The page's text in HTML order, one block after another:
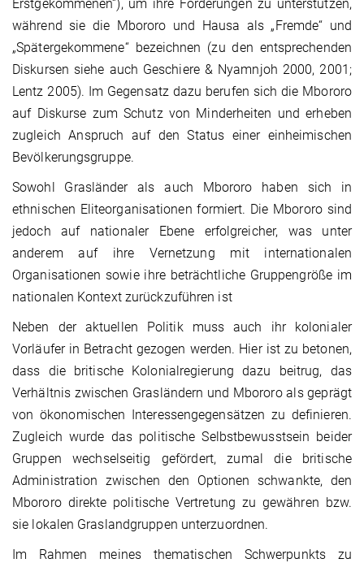
Erstgekommenen“), um ihre Forderungen zu unterstützen,
während sie die Mbororo und Hausa als „Fremde“ und
„Spätergekommene“ bezeichnen (zu den entsprechenden
Diskursen siehe auch Geschiere & Nyamnjoh 2000, 2001;
Lentz 2005). Im Gegensatz dazu berufen sich die Mbororo
auf Diskurse zum Schutz von Minderheiten und erheben
zugleich Anspruch auf den Status einer einheimischen
Bevölkerungsgruppe.
Sowohl Grasländer als auch Mbororo haben sich in
ethnischen Eliteorganisationen formiert. Die Mbororo sind
jedoch auf nationaler Ebene erfolgreicher, was unter
anderem auf ihre Vernetzung mit internationalen
Organisationen sowie ihre beträchtliche Gruppengröße im
nationalen Kontext zurückzuführen ist
Neben der aktuellen Politik muss auch ihr kolonialer
Vorläufer in Betracht gezogen werden. Hier ist zu betonen,
dass die britische Kolonialregierung dazu beitrug, das
Verhältnis zwischen Grasländern und Mbororo als geprägt
von ökonomischen Interessengegensätzen zu definieren.
Zugleich wurde das politische Selbstbewusstsein beider
Gruppen wechselseitig gefördert, zumal die britische
Administration zwischen den Optionen schwankte, den
Mbororo direkte politische Vertretung zu gewähren bzw.
sie lokalen Graslandgruppen unterzuordnen.
Im Rahmen meines thematischen Schwerpunkts zu